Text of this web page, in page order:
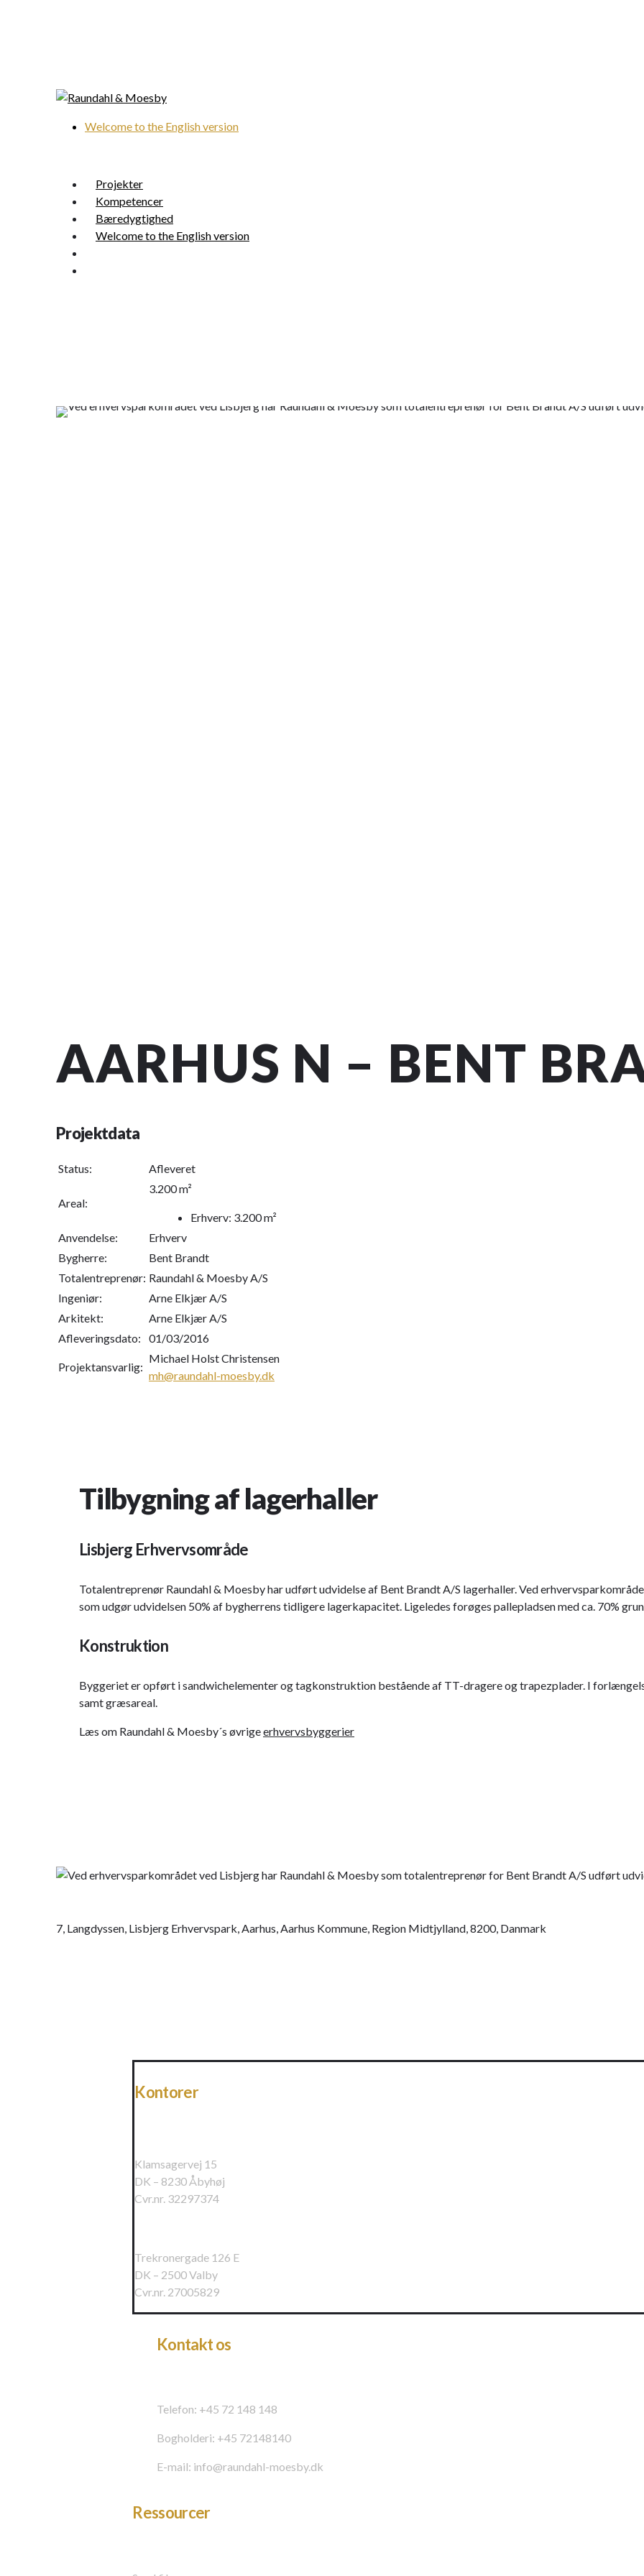
Welcome to the English version
Projekter
Kompetencer
Bæredygtighed
Welcome to the English version
AARHUS N – BENT
Projektdata
Status: Afleveret
Areal:
3.200 m²
Erhverv: 3.200 m²
Anvendelse:
Erhverv
Bygherre:
Bent Brandt
Totalentreprenør: Raundahl & Moesby A/S
Ingeniør:
Arne Elkjær A/S
Arkitekt:
Arne Elkjær A/S
Afleveringsdato:
01/03/2016
Projektansvarlig:
Michael Holst Christensen
mh@raundahl-moesby.dk
Tilbygning af lagerhaller
Lisbjerg Erhvervsområde
Totalentreprenør Raundahl & Moesby har udført udvidelse af Bent Brandt A/S lagerhaller. Ved
som udgør udvidelsen 50% af bygherrens tidligere lagerkapacitet. Ligeledes forøges pallepladsen med ca. 70%
Konstruktion
Byggeriet er opført i sandwichelementer og tagkonstruktion bestående af TT-dragere og trapezplader. I
samt græsareal.
Læs om Raundahl & Moesby´s øvrigeerhvervsbyggerier
7, Langdyssen, Lisbjerg Erhvervspark, Aarhus, Aarhus Kommune, Region Midtjylland, 8200, Danmark
Kontorer
Klamsagervej 15
DK – 8230 Åbyhøj
Cvr.nr. 32297374
Trekronergade 126 E
DK – 2500 Valby
Cvr.nr. 27005829
Kontakt os
Telefon: +45 72 148 148
Bogholderi: +45 72148140
E-mail: info@raundahl-moesby.dk
Ressourcer